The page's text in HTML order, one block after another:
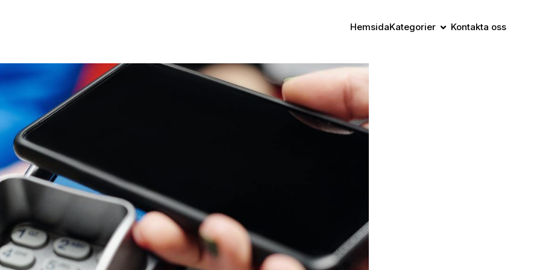
HemsidaKategorier Kontakta oss